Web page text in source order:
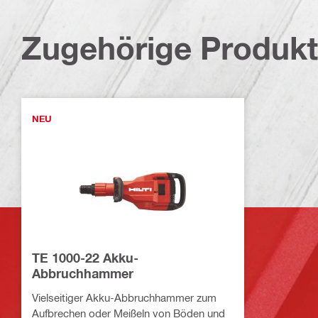
Zugehörige
NEU
TE 1000-22 Akku-
Abbruchhammer
Vielseitiger Akku-Abbruchhammer zum
Aufbrechen oder Meißeln von Böden und